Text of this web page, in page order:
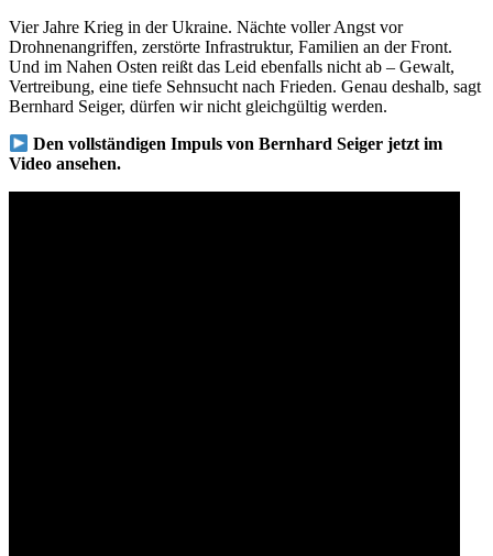
Vier Jahre Krieg in der Ukraine. Nächte voller Angst vor
Drohnenangriffen, zerstörte Infrastruktur, Familien an der Front.
Und im Nahen Osten reißt das Leid ebenfalls nicht ab – Gewalt,
Vertreibung, eine tiefe Sehnsucht nach Frieden. Genau deshalb, sagt
Bernhard Seiger, dürfen wir nicht gleichgültig werden.
Den vollständigen Impuls von Bernhard Seiger jetzt im
Video ansehen.